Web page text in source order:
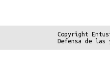
Copyright
Defensa de las